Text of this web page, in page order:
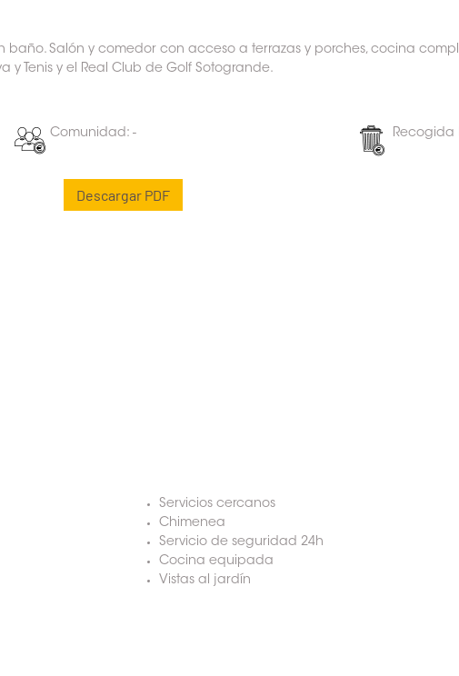
Salón y comedor con acceso a terrazas y porches, cocina
Tenis y el Real Club de Golf Sotogrande.
Comunidad: - Recogida
Descargar PDF
Servicios cercanos
Chimenea
Servicio de seguridad 24h
Cocina equipada
Vistas al jardín